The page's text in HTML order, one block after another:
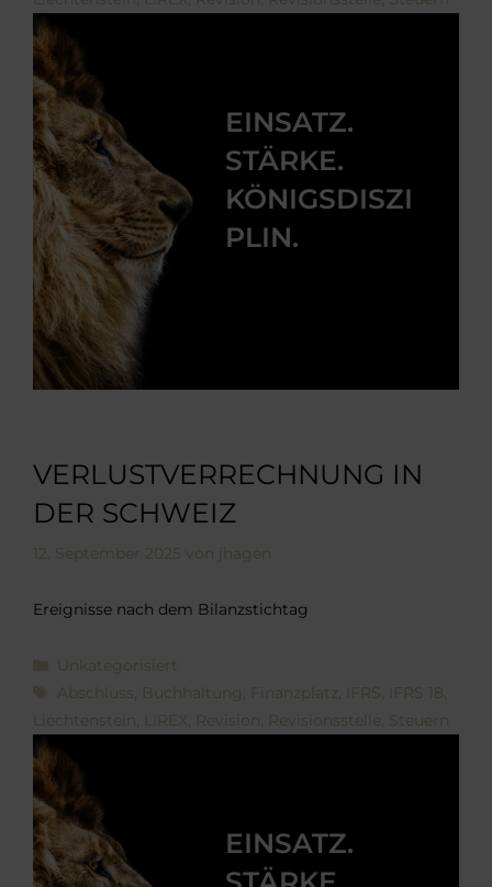
EINSATZ.
STÄRKE.
KÖNIGSDISZI
PLIN.
VERLUSTVERRECHNUNG IN
DER SCHWEIZ
12. September 2025 von jhagen
Ereignisse nach dem Bilanzstichtag
Kategorien
Unkategorisiert
Schlagwörter
Abschluss , Buchhaltung, Finanzplatz, IFRS, IFRS 18,
Liechtenstein, LIREX, Revision, Revisionsstelle, Steuern
EINSATZ.